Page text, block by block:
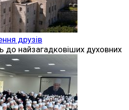
друзів
до найзагадковіших духовних